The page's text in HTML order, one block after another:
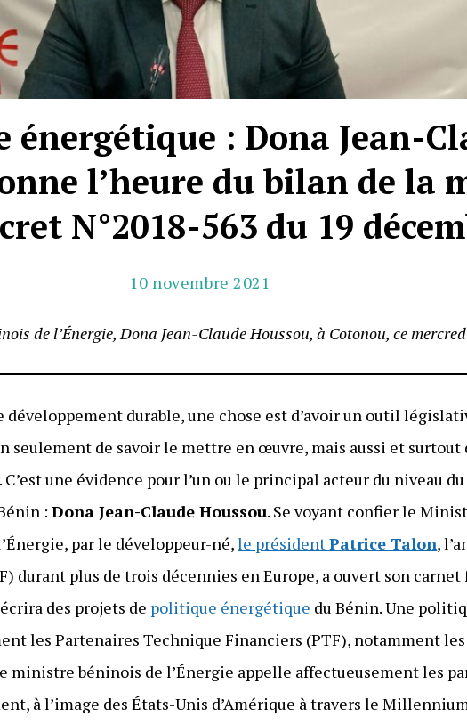
énergétique : Dona Jean-
l’heure du bilan de la
N°2018-563 du 19
10 novembre 2021
de l’Énergie, Dona Jean-Claude Houssou, à Cotonou, ce
développement durable, une chose est d’avoir un outil
seulement de savoir le mettre en œuvre, mais aussi et surtout
une évidence pour l’un ou le principal acteur du niveau
:Dona Jean-Claude Houssou. Se voyant confier le
par le développeur-né,le présidentPatrice Talon,
durant plus de trois décennies en Europe, a ouvert son
des projets de politique énergétique du Bénin. Une
les Partenaires Technique Financiers (PTF), notamment
ministre béninois de l’Énergie appelle affectueusement les
à l’image des États-Unis d’Amérique à travers le